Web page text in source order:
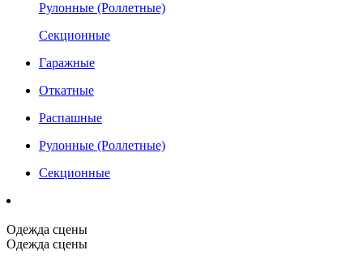
Рулонные (Роллетные)
Секционные
Гаражные
Откатные
Распашные
Рулонные (Роллетные)
Секционные
Одежда сцены
Одежда сцены